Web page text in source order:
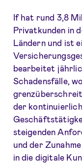
If hat rund 3,8
Privatkunden in
Ländern und ist
bearbeitet
Schadensfälle,
der
steigenden
und der
in die digitale